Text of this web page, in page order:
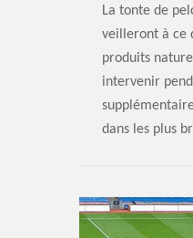
La tonte de
veilleront à ce
produits
intervenir
dans les plus